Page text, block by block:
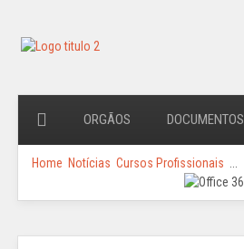
ORGÃOS DOCUMENTOS
Home Notícias Cursos Profissionais